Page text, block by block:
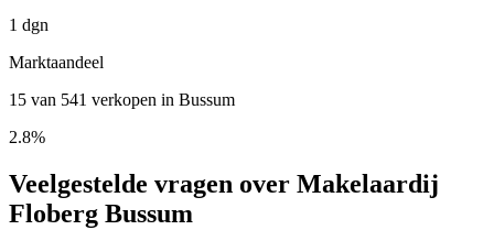
1 dgn
Marktaandeel
15 van 541 verkopen in Bussum
2.8%
Veelgestelde vragen over Makelaardij
Floberg Bussum